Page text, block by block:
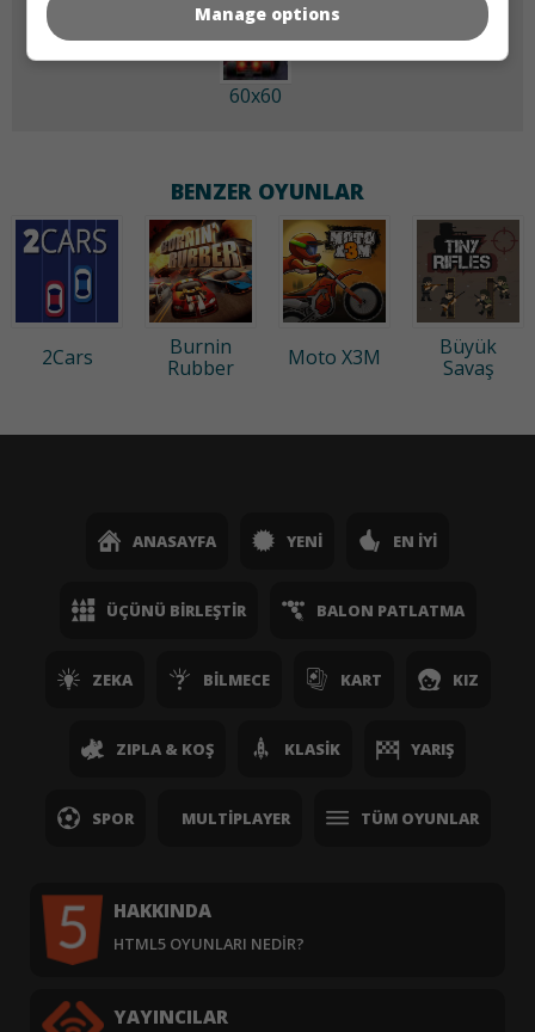
60x60
BENZER OYUNLAR
2Cars
Burnin
Rubber
Moto X3M
Büyük
Savaş
ANASAYFA YENI EN İYI
ÜÇÜNÜ BIRLEŞTIR BALON PATLATMA
ZEKA BILMECE KART KIZ
ZIPLA & KOŞ KLASIK YARIŞ
SPOR MULTIPLAYER TÜM OYUNLAR
HAKKINDA
HTML5 OYUNLARI NEDIR?
YAYINCILAR
Manage options